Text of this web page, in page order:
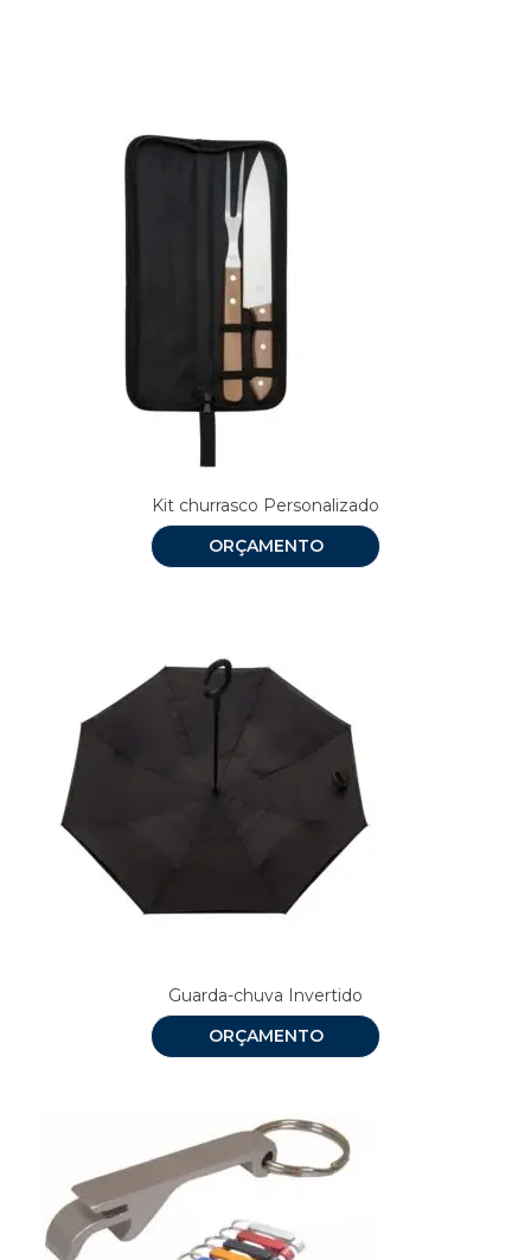
Kit churrasco Personalizado
ORÇAMENTO
Guarda-chuva Invertido
ORÇAMENTO